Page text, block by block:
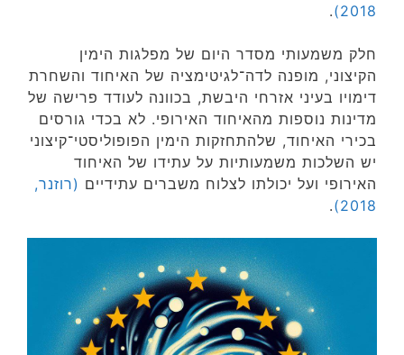
2018)
.
חלק משמעותי מסדר היום של מפלגות הימין
הקיצוני, מופנה לדה־לגיטימציה של האיחוד והשחרת
דימויו בעיני אזרחי היבשת, בכוונה לעודד פרישה של
מדינות נוספות מהאיחוד האירופי. לא בכדי גורסים
בכירי האיחוד, שלהתחזקות הימין הפופוליסטי־קיצוני
יש השלכות משמעותיות על עתידו של האיחוד
האירופי ועל יכולתו לצלוח משברים עתידיים (רוזנר,
2018)
.